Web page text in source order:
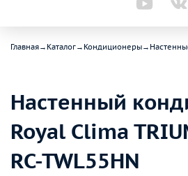
Главная→ Каталог→ Кондиционеры→
Настенный
Royal Clima
RC-TWL55HN